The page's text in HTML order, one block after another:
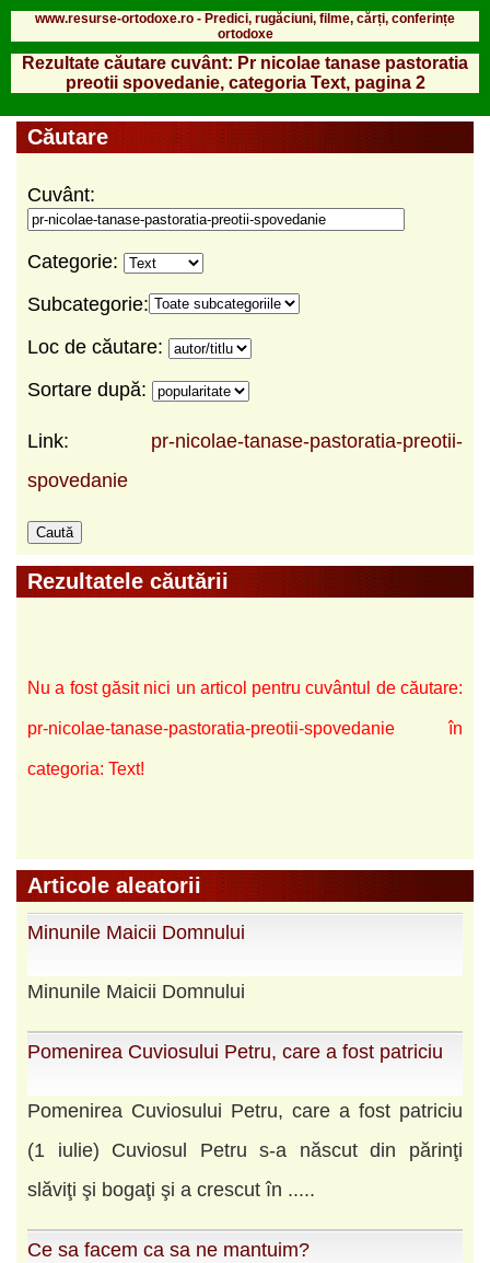
www.resurse-ortodoxe.ro - Predici, rugăciuni, filme, cărți, conferințe
ortodoxe
Rezultate căutare cuvânt: Pr nicolae tanase pastoratia
preotii spovedanie, categoria Text, pagina 2
Căutare
Cuvânt:
Categorie:
Subcategorie:
Loc de căutare:
Sortare după:
Link: pr-nicolae-tanase-pastoratia-preotii-
spovedanie
Rezultatele căutării
Nu a fost găsit nici un articol pentru cuvântul de căutare:
pr-nicolae-tanase-pastoratia-preotii-spovedanie în
categoria: Text!
Articole aleatorii
Minunile Maicii Domnului
Minunile Maicii Domnului
Pomenirea Cuviosului Petru, care a fost patriciu
Pomenirea Cuviosului Petru, care a fost patriciu
(1 iulie) Cuviosul Petru s-a născut din părinţi
slăviţi şi bogaţi şi a crescut în .....
Ce sa facem ca sa ne mantuim?